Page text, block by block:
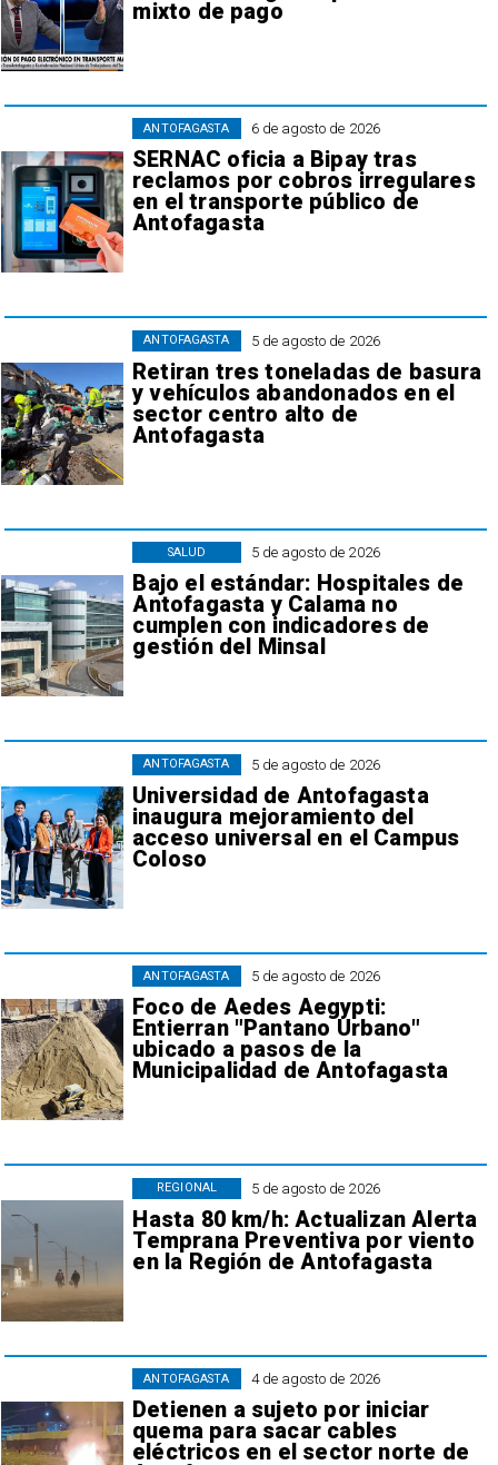
mixto de pago
6 de agosto de 2026
SERNAC oficia a Bipay tras
reclamos por cobros irregulares
en el transporte público de
Antofagasta
ANTOFAGASTA
5 de agosto de 2026
Retiran tres toneladas de basura
y vehículos abandonados en el
sector centro alto de
Antofagasta
ANTOFAGASTA
5 de agosto de 2026
Bajo el estándar: Hospitales de
Antofagasta y Calama no
cumplen con indicadores de
gestión del Minsal
SALUD
5 de agosto de 2026
Universidad de Antofagasta
inaugura mejoramiento del
acceso universal en el Campus
Coloso
ANTOFAGASTA
5 de agosto de 2026
Foco de Aedes Aegypti:
Entierran "Pantano Urbano"
ubicado a pasos de la
Municipalidad de Antofagasta
ANTOFAGASTA
5 de agosto de 2026
Hasta 80 km/h: Actualizan Alerta
Temprana Preventiva por viento
en la Región de Antofagasta
REGIONAL
4 de agosto de 2026
Detienen a sujeto por iniciar
quema para sacar cables
eléctricos en el sector norte de
ANTOFAGASTA